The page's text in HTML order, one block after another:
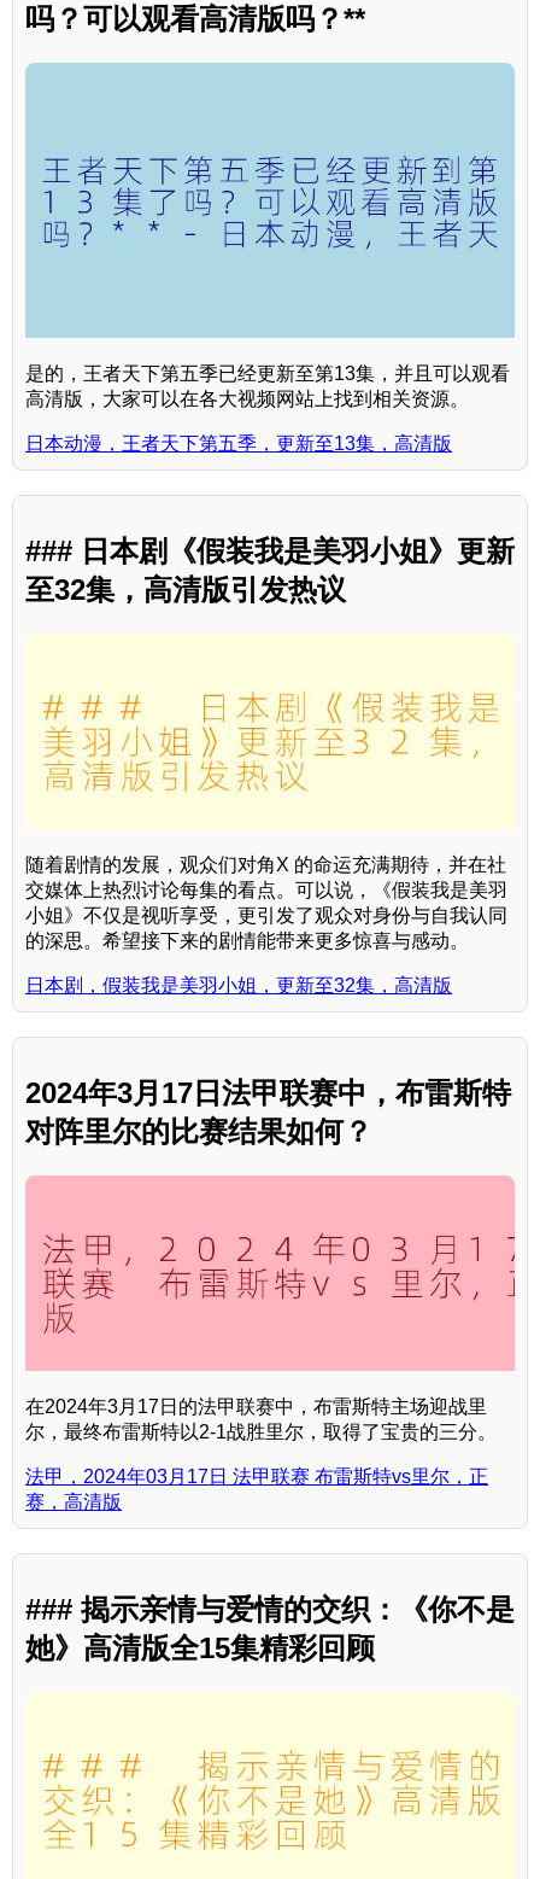
吗？可以观看高清版吗？**
是的，王者天下第五季已经更新至第13集，并且可以观看
高清版，大家可以在各大视频网站上找到相关资源。
日本动漫，王者天下第五季，更新至13集，高清版
### 日本剧《假装我是美羽小姐》更新
至32集，高清版引发热议
随着剧情的发展，观众们对角X 的命运充满期待，并在社
交媒体上热烈讨论每集的看点。可以说，《假装我是美羽
小姐》不仅是视听享受，更引发了观众对身份与自我认同
的深思。希望接下来的剧情能带来更多惊喜与感动。
日本剧，假装我是美羽小姐，更新至32集，高清版
2024年3月17日法甲联赛中，布雷斯特
对阵里尔的比赛结果如何？
在2024年3月17日的法甲联赛中，布雷斯特主场迎战里
尔，最终布雷斯特以2-1战胜里尔，取得了宝贵的三分。
法甲，2024年03月17日 法甲联赛 布雷斯特vs里尔，正
赛，高清版
### 揭示亲情与爱情的交织：《你不是
她》高清版全15集精彩回顾